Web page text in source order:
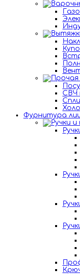
СВЧ
Фурнитура